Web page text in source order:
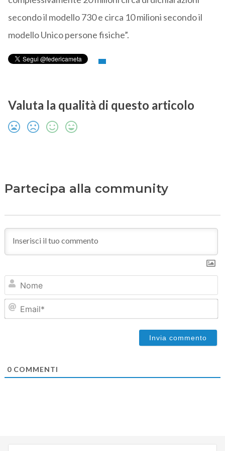
secondo il modello 730 e circa 10 milioni secondo il
modello Unico persone fisiche”.
Valuta la qualità di questo articolo
Partecipa alla community
0COMMENTI